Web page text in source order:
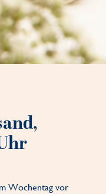
Wochentag vor